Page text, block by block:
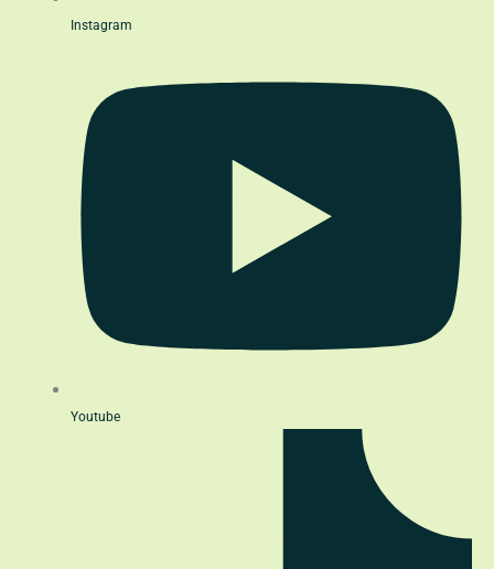
Instagram
Youtube